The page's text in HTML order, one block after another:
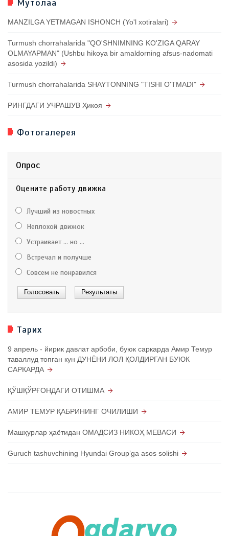
Мутолаа
MANZILGA YETMAGAN ISHONCH (Yo'l xotiralari)
Turmush chorrahalarida "QO'SHNIMNING KO'ZIGA QARAY
OLMAYAPMAN" (Ushbu hikoya bir amaldorning afsus-nadomati
asosida yozildi)
Turmush chorrahalarida SHAYTONNING "TISHI O'TMADI"
РИНГДАГИ УЧРАШУВ Ҳикоя
Фотогалерея
Опрос
Оцените работу движка
Лучший из новостных
Неплохой движок
Устраивает ... но ...
Встречал и получше
Совсем не понравился
Тарих
9 апрель - йирик давлат арбоби, буюк саркарда Амир Темур
таваллуд топган кун ДУНЁНИ ЛОЛ ҚОЛДИРГАН БУЮК
САРКАРДА
ҚЎШҚЎРҒОНДАГИ ОТИШМА
АМИР ТЕМУР ҚАБРИНИНГ ОЧИЛИШИ
Машҳурлар ҳаётидан ОМАДСИЗ НИКОҲ МЕВАСИ
Guruch tashuvchining Hyundai Groupʼga asos solishi